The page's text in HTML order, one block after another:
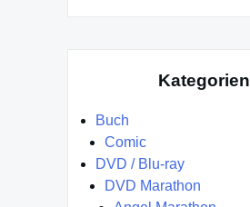
Kategorien
Buch
Comic
DVD / Blu-ray
DVD Marathon